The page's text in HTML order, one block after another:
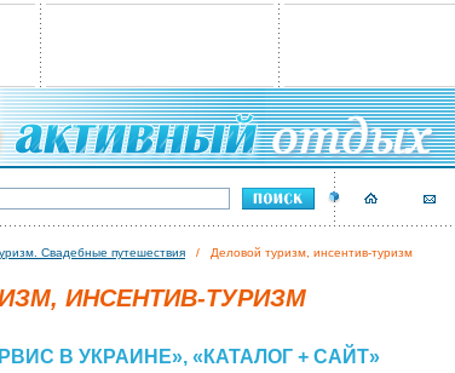
Свадебные путешествия / Деловой туризм, инсентив-туризм
ИНСЕНТИВ-ТУРИЗМ
В УКРАИНЕ», «КАТАЛОГ + САЙТ»